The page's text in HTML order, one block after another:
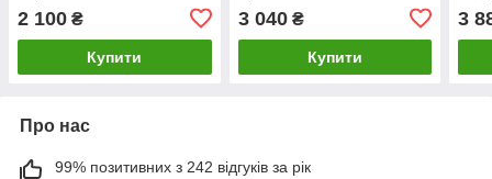
2 100 ₴
Купити
3 040₴
Купити
3
Про нас
99% позитивних з 242 відгуків за рік